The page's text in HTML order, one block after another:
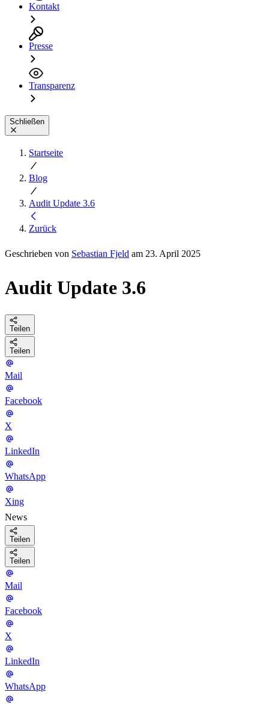
Kontakt
Presse
Transparenz
Schließen
Startseite
Blog
Audit Update 3.6
Zurück
Geschrieben von Sebastian Fjeld am 23. April 2025
Audit Update 3.6
Teilen
Teilen
Mail
Facebook
X
LinkedIn
WhatsApp
Xing
News
Teilen
Teilen
Mail
Facebook
X
LinkedIn
WhatsApp